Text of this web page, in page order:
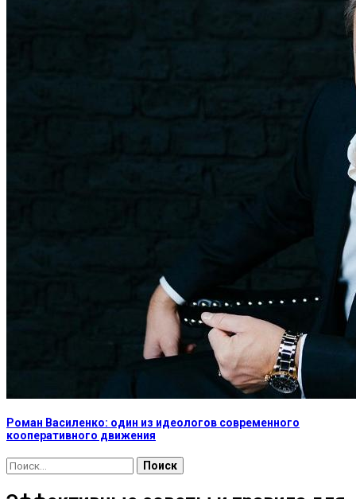
Роман Василенко: один из идеологов современного
кооперативного движения
Найти: